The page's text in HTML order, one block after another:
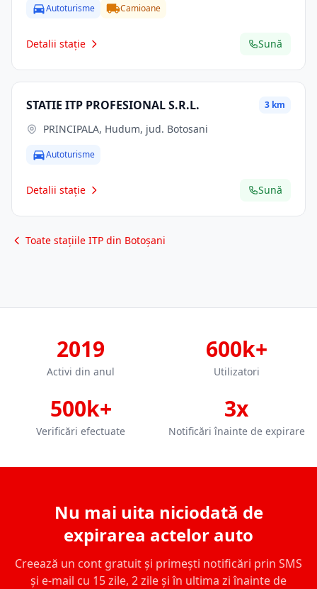
Autoturisme Camioane
Detalii stație Sună
STATIE ITP PROFESIONAL S.R.L. 3 km
PRINCIPALA, Hudum, jud. Botosani
Autoturisme
Detalii stație Sună
Toate stațiile ITP din Botoșani
2019
Activi din anul
600k+
Utilizatori
500k+
Verificări efectuate
3x
Notificări înainte de expirare
Nu mai uita niciodată de
expirarea actelor auto
Creează un cont gratuit și primești notificări prin SMS
și e-mail cu 15 zile, 2 zile și în ultima zi înainte de